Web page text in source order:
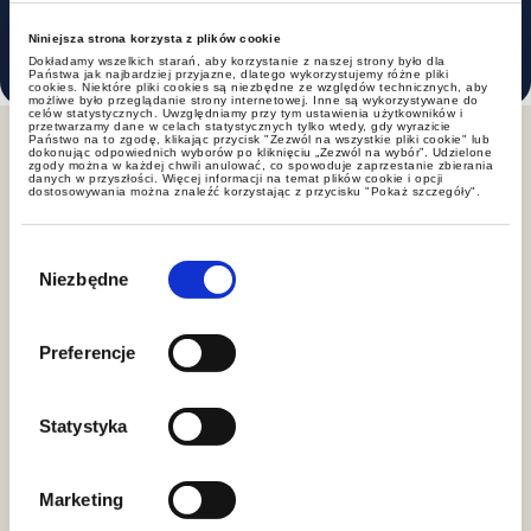
Niniejsza strona korzysta z plików cookie
Dokładamy wszelkich starań, aby korzystanie z naszej strony było dla
Państwa jak najbardziej przyjazne, dlatego wykorzystujemy różne pliki
cookies. Niektóre pliki cookies są niezbędne ze względów technicznych, aby
możliwe było przeglądanie strony internetowej. Inne są wykorzystywane do
celów statystycznych. Uwzględniamy przy tym ustawienia użytkowników i
przetwarzamy dane w celach statystycznych tylko wtedy, gdy wyrazicie
Państwo na to zgodę, klikając przycisk "Zezwól na wszystkie pliki cookie" lub
dokonując odpowiednich wyborów po kliknięciu „Zezwól na wybór”. Udzielone
zgody można w każdej chwili anulować, co spowoduje zaprzestanie zbierania
danych w przyszłości. Więcej informacji na temat plików cookie i opcji
dostosowywania można znaleźć korzystając z przycisku "Pokaż szczegóły".
zgody
Niezbędne
Preferencje
Statystyka
Marketing
News